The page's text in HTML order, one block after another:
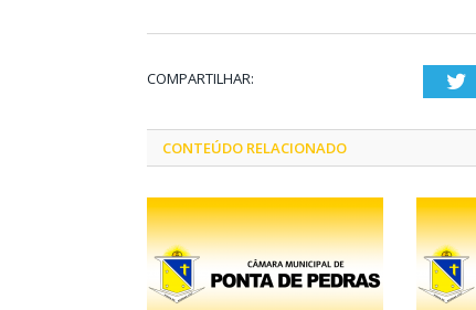
COMPARTILHAR:
CONTEÚDO RELACIONADO